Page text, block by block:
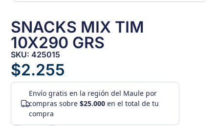
SNACKS MIX TIM
10X290 GRS
SKU: 425015
$2.255
Envío gratis en la región del Maule por
compras sobre$25.000 en el total de tu
compra